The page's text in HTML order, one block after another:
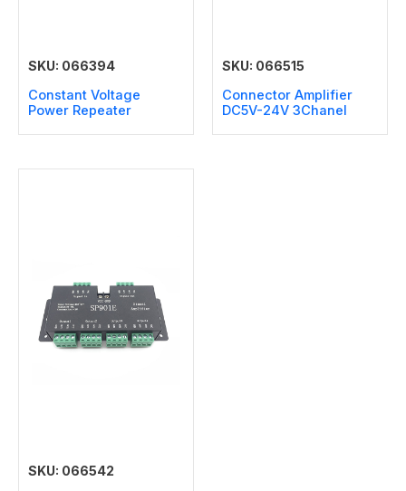
SKU: 066394
Constant Voltage
Power Repeater
SKU: 066515
Connector Amplifier
DC5V-24V 3Chanel
SKU: 066542